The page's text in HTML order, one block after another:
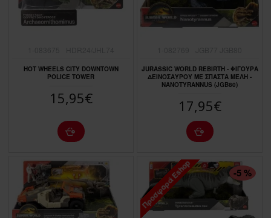
HOT WHEELS CITY DOWNTOWN
POLICE TOWER
15,95€
JURASSIC WORLD REBIRTH - ΦΙΓΟΥΡΑ
ΔΕΙΝΟΣΑΥΡΟΥ ΜΕ ΣΠΑΣΤΑ ΜΕΛΗ -
NANOTYRANNUS (JGB80)
17,95€
ΠΤΏΣΗ ΤΙΜΉΣ
Προσφορά Eshop -5 %